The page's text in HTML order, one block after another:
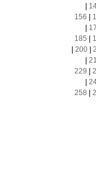
156
185
200|
229
258